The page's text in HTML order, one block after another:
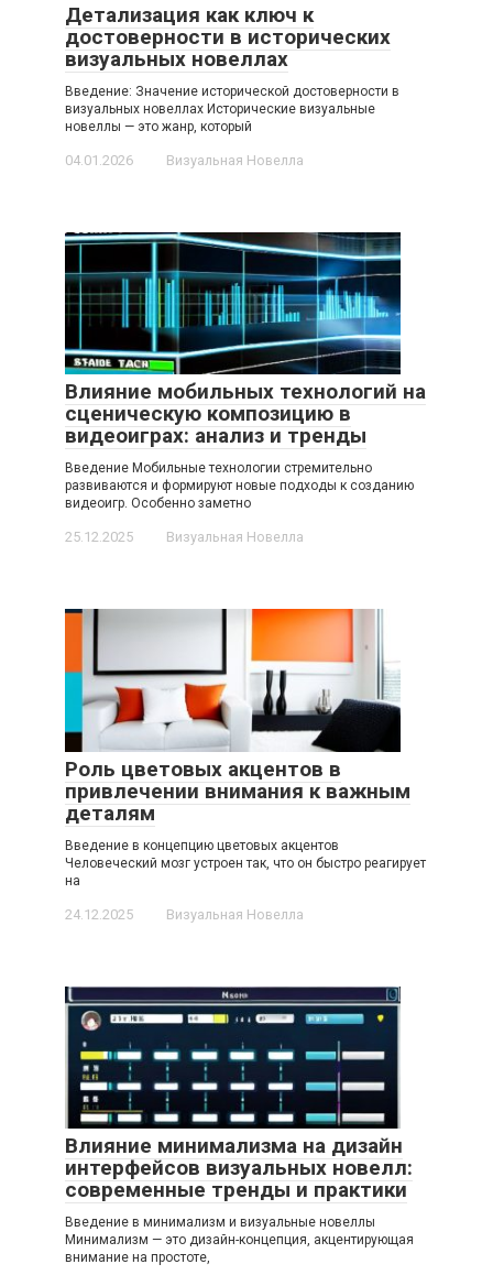
Детализация как ключ к
достоверности в исторических
визуальных новеллах
Введение: Значение исторической достоверности в
визуальных новеллах Исторические визуальные
новеллы — это жанр, который
04.01.2026 Визуальная Новелла
Влияние мобильных технологий на
сценическую композицию в
видеоиграх: анализ и тренды
Введение Мобильные технологии стремительно
развиваются и формируют новые подходы к созданию
видеоигр. Особенно заметно
25.12.2025 Визуальная Новелла
Роль цветовых акцентов в
привлечении внимания к важным
деталям
Введение в концепцию цветовых акцентов
Человеческий мозг устроен так, что он быстро реагирует
на
24.12.2025 Визуальная Новелла
Влияние минимализма на дизайн
интерфейсов визуальных новелл:
современные тренды и практики
Введение в минимализм и визуальные новеллы
Минимализм — это дизайн-концепция, акцентирующая
внимание на простоте,